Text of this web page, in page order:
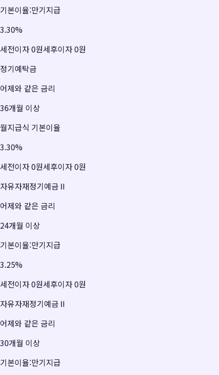
기본이율:만기지급
3.30%
세전이자0원세후이자0원
정기예탁금
어제와 같은 금리
36개월 이상
월지급식 기본이율
3.30%
세전이자0원세후이자0원
자유자재정기예금Ⅱ
어제와 같은 금리
24개월 이상
기본이율:만기지급
3.25%
세전이자0원세후이자0원
자유자재정기예금Ⅱ
어제와 같은 금리
30개월 이상
기본이율:만기지급